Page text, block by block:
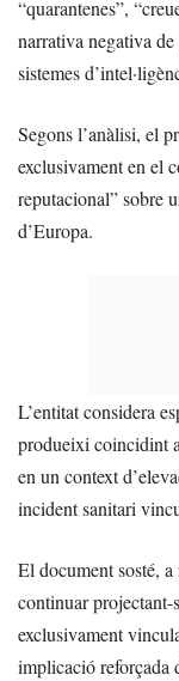
“quarantenes”,
narrativa negativa
sistemes
Segons l’anàlisi, el
exclusivament en el
reputacional” sobre
d’Europa.
L’entitat considera
produeixi coincidint
en un context
incident sanitari
El document sosté,
continuar
exclusivament
implicació reforçada